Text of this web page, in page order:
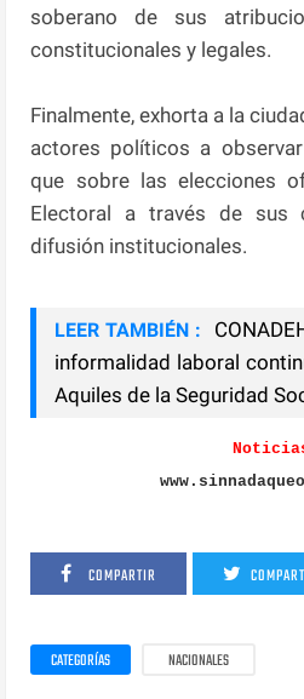
soberano de sus
constitucionales y legales.
Finalmente, exhorta a la
actores políticos a
que sobre las elecciones
Electoral a través de sus
difusión institucionales.
LEER TAMBIÉN :
informalidad laboral
Aquiles de la Seguridad
COMPARTIR
CATEGORÍAS NACIONALES